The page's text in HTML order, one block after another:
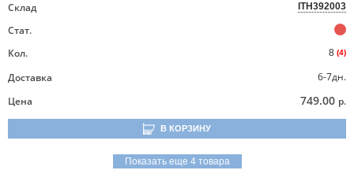
Склад ITH392003
Стат.
Кол.
8 (4)
Доставка
6-7дн.
Цена
749.00 р.
В КОРЗИНУ
Показать еще 4 товара